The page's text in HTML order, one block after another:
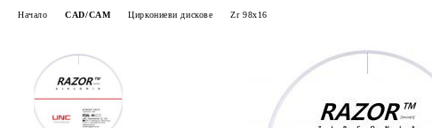
Начало CAD/CAM Циркониеви дискове Zr 98x16